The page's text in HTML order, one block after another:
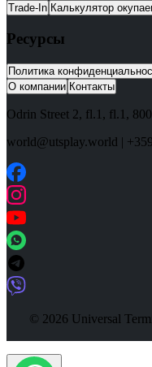
Trade-In Калькулятор
Ресурсы
Политика
О компании Контакты
Odrin Street 2, fl.1 , fl.1,
world@utsplay.world |
© 2026 Universal